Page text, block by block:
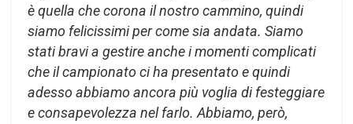
è quella che corona il nostro cammino, quindi
siamo felicissimi per come sia andata. Siamo
stati bravi a gestire anche i momenti complicati
che il campionato ci ha presentato e quindi
adesso abbiamo ancora più voglia di festeggiare
e consapevolezza nel farlo. Abbiamo, però,